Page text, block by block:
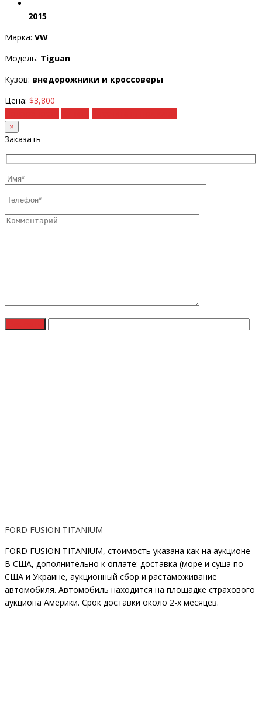
2015
Марка: VW
Модель: Tiguan
Кузов: внедорожники и кроссоверы
Цена: $3,800
×
Заказать
FORD FUSION TITANIUM
FORD FUSION TITANIUM, стоимость указана как на аукционе
В США, дополнительно к оплате: доставка (море и суша по
США и Украине, аукционный сбор и растаможивание
автомобиля. Автомобиль находится на площадке страхового
аукциона Америки. Срок доставки около 2-x месяцев.